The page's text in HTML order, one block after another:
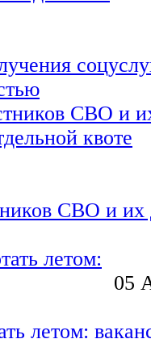
СВО и их
05
летом: